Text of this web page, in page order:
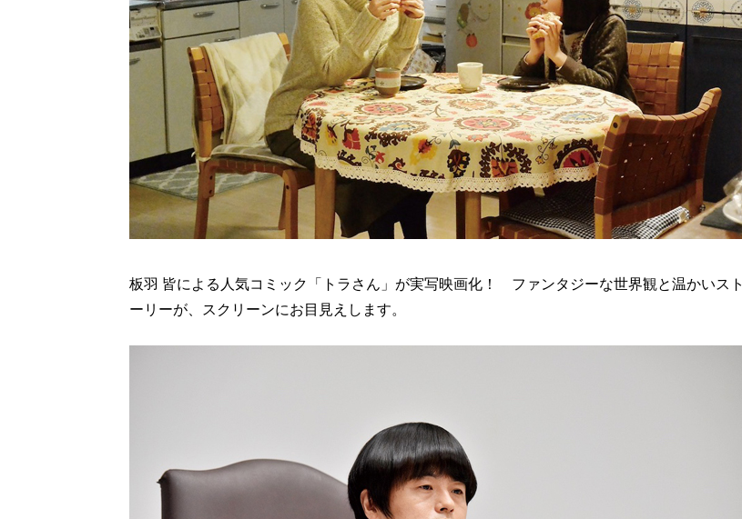
板羽 皆による人気コミック「トラさん」が実写映画化！ ファンタジーな世界観と温かいスト
ーリーが、スクリーンにお目見えします。